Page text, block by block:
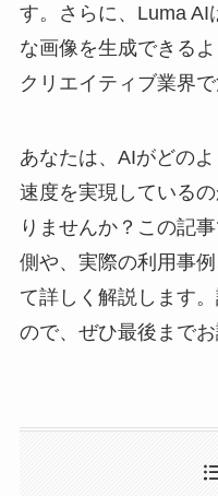
す。さらに、Luma AI
な画像を生成できる
クリエイティブ業界
あなたは、AIがどの
速度を実現している
りませんか？この記
側や、実際の利用事
て詳しく解説します
ので、ぜひ最後までお